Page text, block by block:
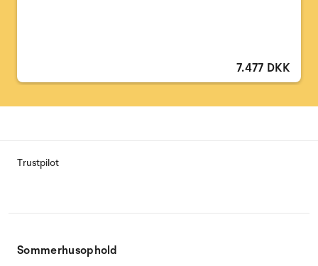
7.477 DKK
Trustpilot
Sommerhusophold